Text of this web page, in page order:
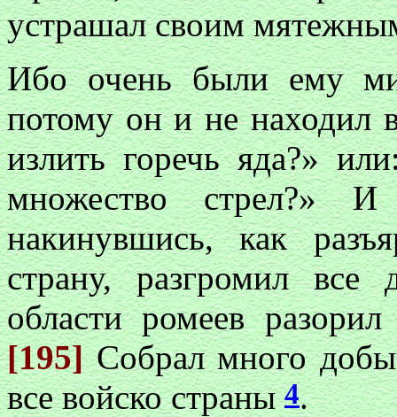
устрашал своим
Ибо очень были ему
потому он и не находил
излить горечь яда?»
множество стрел?» И
накинувшись, как
страну, разгромил
области ромеев
[195]Собрал много
все войско страны4.